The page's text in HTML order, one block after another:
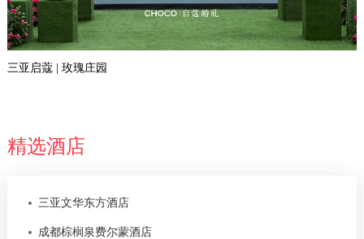
三亚启蔻 | 玫瑰庄园
精选酒店
三亚文华东方酒店
成都棕榈泉费尔蒙酒店